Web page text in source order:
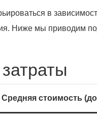
в
Ниже мы приводим
Средняя стоимость